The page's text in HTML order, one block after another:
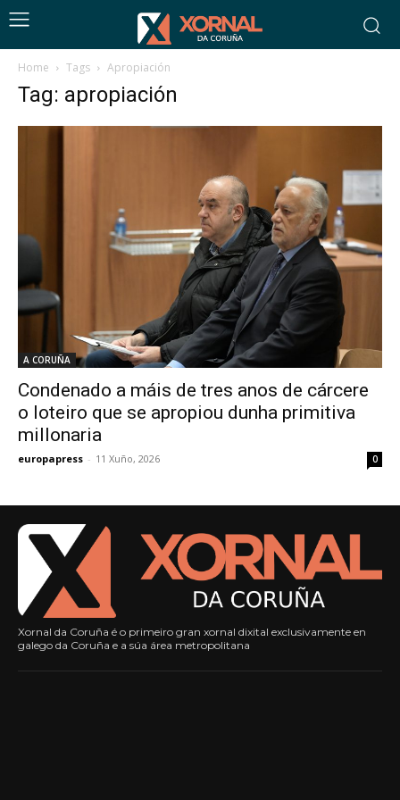
Home Tags Apropiación
Tag: apropiación
A CORUÑA
Condenado a máis de tres anos de cárcere
o loteiro que se apropiou dunha primitiva
millonaria
europapress - 11 Xuño, 2026 0
Xornal da Coruña é o primeiro gran xornal dixital exclusivamente en
galego da Coruña e a súa área metropolitana